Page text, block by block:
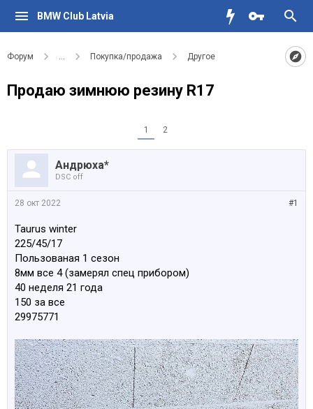
BMW Club Latvia
Форум ... Покупка/продажа Другое
Продаю зимнюю резину R17
1 2
Андрюха*
DSC off
#1
28 окт 2022
Taurus winter
225/45/17
Пользованая 1 сезон
8мм все 4 (замерял спец прибором)
40 неделя 21 года
150 за все
29975771